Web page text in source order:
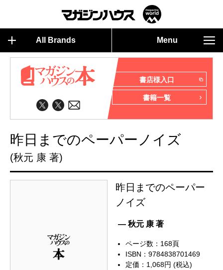
All Brands Menu
書店様入口
書籍一覧
昨日までのペーパーノイズ
(秋元 康 著)
昨日までのペーパー
ノイズ
— 秋元 康 著
ページ数：168頁
ISBN：9784838701469
定価：1,068円 (税込)